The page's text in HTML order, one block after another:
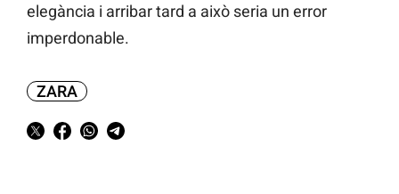
elegància i arribar tard a això seria un error
imperdonable.
ZARA